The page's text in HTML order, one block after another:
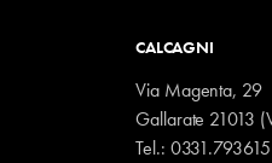
CALCAGNI
Via Magenta, 29
Gallarate 21013
Tel.: 0331.793615